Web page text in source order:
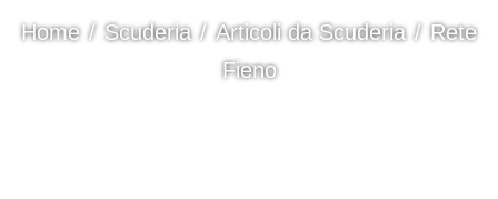
Home Scuderia Articoli da Scuderia
Rete
Fieno